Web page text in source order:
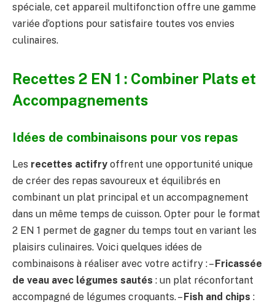
spéciale, cet appareil multifonction offre une gamme
variée d’options pour satisfaire toutes vos envies
culinaires.
Recettes 2 EN 1 : Combiner Plats et
Accompagnements
Idées de combinaisons pour vos repas
Les recettes actifry offrent une opportunité unique
de créer des repas savoureux et équilibrés en
combinant un plat principal et un accompagnement
dans un même temps de cuisson. Opter pour le format
2 EN 1 permet de gagner du temps tout en variant les
plaisirs culinaires. Voici quelques idées de
combinaisons à réaliser avec votre actifry : –Fricassée
de veau avec légumes sautés : un plat réconfortant
accompagné de légumes croquants. –Fish and chips :